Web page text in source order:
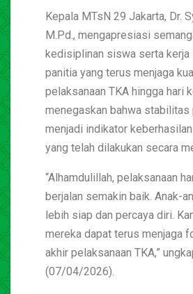
Kepala MTsN 29 Jakarta, Dr.
M.Pd., mengapresiasi
kedisiplinan siswa serta kerja
panitia yang terus menjaga
pelaksanaan TKA hingga hari
menegaskan bahwa stabilitas
menjadi indikator
yang telah dilakukan secara
“Alhamdulillah, pelaksanaan
berjalan semakin baik. Anak-
lebih siap dan percaya diri.
mereka dapat terus menjaga
akhir pelaksanaan TKA,”
(07/04/2026).